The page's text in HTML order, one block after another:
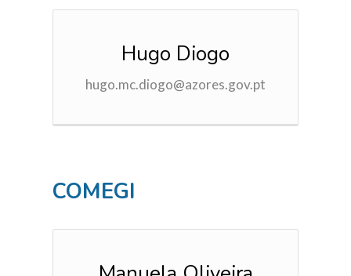
Hugo Diogo
hugo.mc.diogo@azores.gov.pt
COMEGI
QUESTIONÁRIO